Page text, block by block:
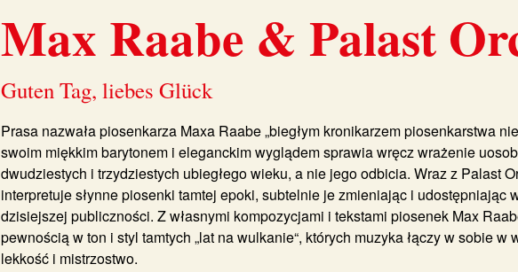
Max Raabe & Palast
Guten Tag, liebes Glück
Prasa nazwała piosenkarza Maxa Raabe„biegłym kronikarzem piosenkarstwa
swoim miękkim barytonem i eleganckim wyglądem sprawia wręcz wrażenie
dwudziestych i trzydziestych ubiegłego wieku, a nie jego odbicia. Wraz z Palast
interpretuje słynne piosenki tamtej epoki, subtelnie je zmieniając i udostępniając
dzisiejszej publiczności. Z własnymi kompozycjami i tekstami piosenek Max
pewnością w ton i styl tamtych „lat na wulkanie“, których muzyka łączy w sobie w
lekkość i mistrzostwo.